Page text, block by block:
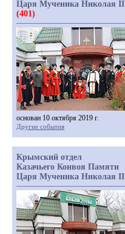
Царя Мученика Николая II
(401)
основан 10 октября 2019 г.
Другие события
Крымский отдел
Казачьего Конвоя Памяти
Царя Мученика Николая II